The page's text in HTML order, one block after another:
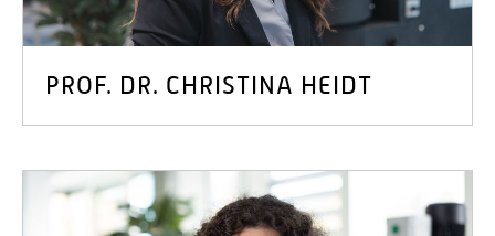
PROF. DR. CHRISTINA HEIDT